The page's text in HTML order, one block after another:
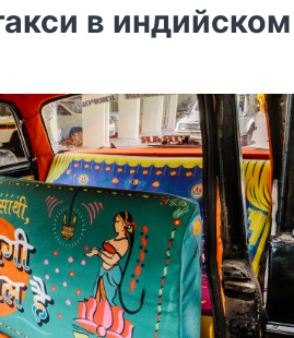
в индийском